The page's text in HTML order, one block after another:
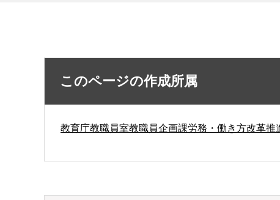
このページの作成所属
教育庁教職員室教職員企画課労務・働き方改革推